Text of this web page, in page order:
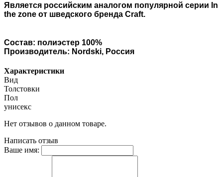
Является российским аналогом популярной серии In
the zone от шведского бренда Craft.
Состав: полиэстер 100%
Производитель: Nordski, Россия
Характеристики
Вид
Толстовки
Пол
унисекс
Нет отзывов о данном товаре.
Написать отзыв
Ваше имя: